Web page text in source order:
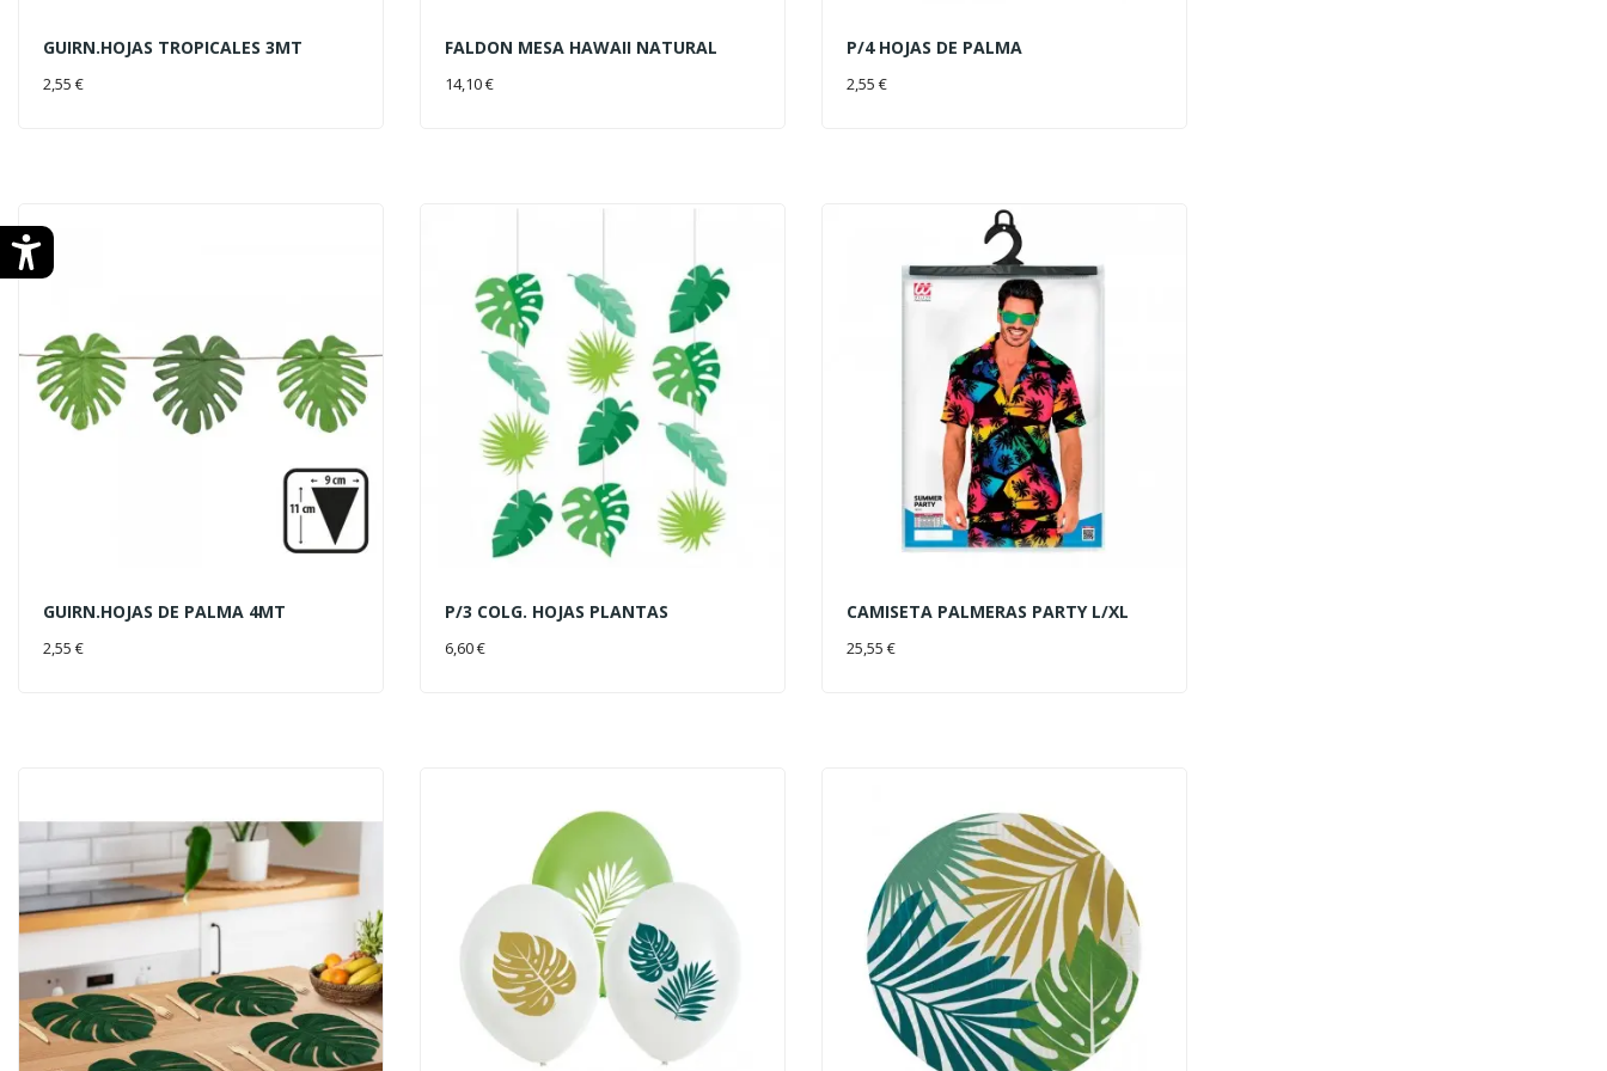
GUIRN.HOJAS TROPICALES 3MT
2,55 €
FALDON MESA HAWAII NATURAL
14,10 €AÑADIR AL CARRITO
P/4 HOJAS DE PALMA
2,55 €
GUIRN.HOJAS DE PALMA 4MT
2,55 €
P/3 COLG. HOJAS PLANTAS
6,60 €
CAMISETA PALMERAS PARTY L/XL
25,55 €AÑADIR AL CARRITO